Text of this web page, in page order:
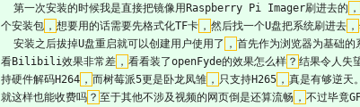
  第一次安装的时候我是直接把镜像用Raspberry Pi Imager刷进去的
，
个安装包 ， 想要用的话需要先格式化TF卡 ， 然后找一个U盘把系统刷进去 ，
  安装之后拔掉U盘重启就可以创建用户使用了
， 首先作为浏览器为基础的
看Bilibili效果非常差 ， 看看装了openFyde的效果怎么样 ？ 结果令人失
持硬件解码H264 ， 而树莓派5更是卧龙凤雏 ， 只支持H265 ， 真是有够逆天
就这样也能收费吗 ？ 至于其他不涉及视频的网页倒是还算流畅 ， 不过毕竟